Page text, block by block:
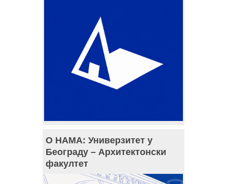
О НАМА: Универзитет у
Београду – Архитектонски
факултет